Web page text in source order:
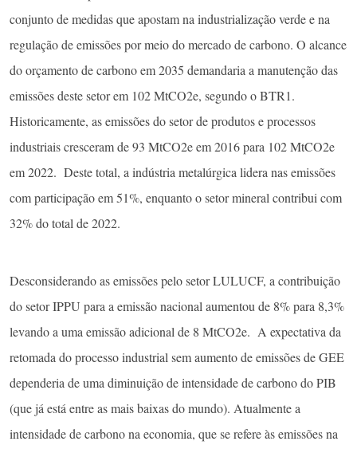
conjunto de medidas que apostam na industrialização verde e na
regulação de emissões por meio do mercado de carbono. O alcance
do orçamento de carbono em 2035 demandaria a manutenção das
emissões deste setor em 102 MtCO2e, segundo o BTR1.
Historicamente, as emissões do setor de produtos e processos
industriais cresceram de 93 MtCO2e em 2016 para 102 MtCO2e
em 2022. Deste total, a indústria metalúrgica lidera nas emissões
com participação em 51%, enquanto o setor mineral contribui com
32% do total de 2022.
Desconsiderando as emissões pelo setor LULUCF, a contribuição
do setor IPPU para a emissão nacional aumentou de 8% para 8,3%
levando a uma emissão adicional de 8 MtCO2e. A expectativa da
retomada do processo industrial sem aumento de emissões de GEE
dependeria de uma diminuição de intensidade de carbono do PIB
(que já está entre as mais baixas do mundo). Atualmente a
intensidade de carbono na economia, que se refere às emissões na